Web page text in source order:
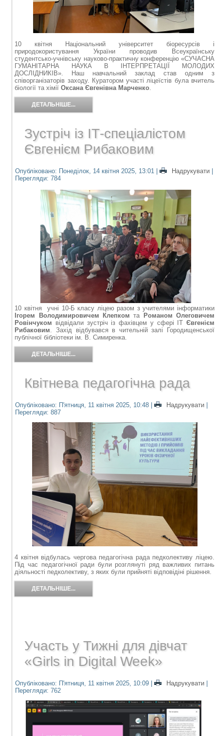
10 квітня Національний університет біоресурсів і
природокористування України проводив Всеукраїнську
студентсько-учнівську науково-практичну конференцію «СУЧАСНА
ГУМАНІТАРНА НАУКА В ІНТЕРПРЕТАЦІЇ МОЛОДИХ
ДОСЛІДНИКІВ».
Наш навчальний заклад став одним з
співорганізаторів заходу. Куратором участі ліцеїстів була вчитель
біології та хіміїОксана Євгенівна Марченко.
ДЕТАЛЬНІШЕ...
Зустріч із ІТ-спеціалістом
Євгенієм Рибаковим
Опубліковано: Понеділок, 14 квітня 2025, 13:01 | Надрукувати
Перегляди: 784
10 квітня учні 10-Б класу ліцею разом з учителями інформатики
Ігорем Володимировичем Клепком та Романом Олеговичем
Ровінчуком відвідали зустріч із фахівцем у сфері IT Євгенієм
Рибаковим. Захід відбувався в чительній залі Городищенської
публічної бібліотеки ім. В. Симиренка.
ДЕТАЛЬНІШЕ...
Квітнева педагогічна рада
Опубліковано: П'ятниця, 11 квітня 2025, 10:48 | Надрукувати
Перегляди: 887
4 квітня відбулась чергова педагогічна рада педколективу ліцею.
Під час педагогічної ради були розглянуті ряд важливих питань
діяльності педколективу, з яких були прийняті відповідіні рішення.
ДЕТАЛЬНІШЕ...
Участь у Тижні для дівчат
«Girls in Digital Week»
Опубліковано: П'ятниця, 11 квітня 2025, 10:09 | Надрукувати
Перегляди: 762